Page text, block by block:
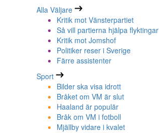
Alla Väljare
Kritik mot Vänsterpartiet
Så vill partierna hjälpa flyktingar
Kritik mot Jomshof
Politiker reser i Sverige
Färre assistenter
Sport
Bilder ska visa idrott
Bråket om VM är slut
Haaland är populär
Bråk om VM i fotboll
Mjällby vidare i kvalet